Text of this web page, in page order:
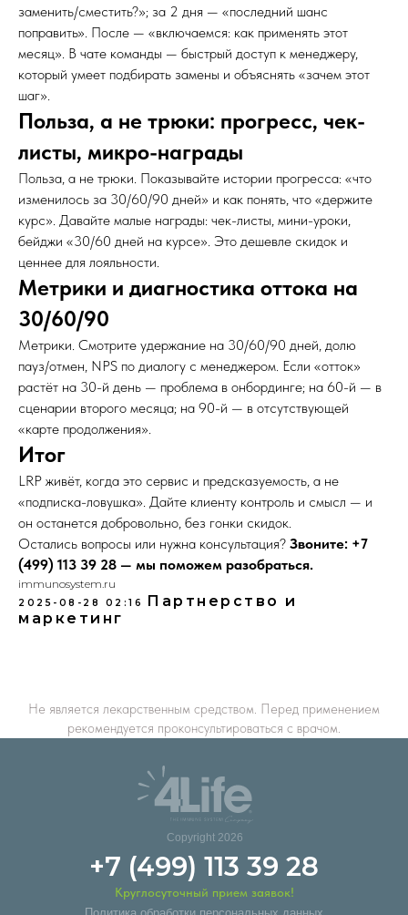
заменить/сместить?»; за 2 дня — «последний шанс
поправить». После — «включаемся: как применять этот
месяц». В чате команды — быстрый доступ к менеджеру,
который умеет подбирать замены и объяснять «зачем этот
шаг».
Польза, а не трюки: прогресс, чек-
листы, микро-награды
Польза, а не трюки. Показывайте истории прогресса: «что
изменилось за 30/60/90 дней» и как понять, что «держите
курс». Давайте малые награды: чек-листы, мини-уроки,
бейджи «30/60 дней на курсе». Это дешевле скидок и
ценнее для лояльности.
Метрики и диагностика оттока на
30/60/90
Метрики. Смотрите удержание на 30/60/90 дней, долю
пауз/отмен, NPS по диалогу с менеджером. Если «отток»
растёт на 30-й день — проблема в онбординге; на 60-й — в
сценарии второго месяца; на 90-й — в отсутствующей
«карте продолжения».
Итог
LRP живёт, когда это сервис и предсказуемость, а не
«подписка-ловушка». Дайте клиенту контроль и смысл — и
он останется добровольно, без гонки скидок.
Остались вопросы или нужна консультация? Звоните: +7
(499) 113 39 28 — мы поможем разобраться.
immunosystem.ru
2025-08-28 02:16
Партнерство и
маркетинг
Не является лекарственным средством. Перед применением
рекомендуется проконсультироваться с врачом.
Copyright 2026
+7 (499) 113 39 28
Круглосуточный прием заявок!